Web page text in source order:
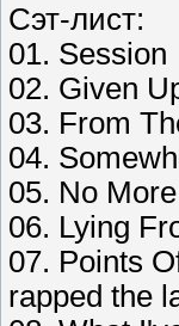
Сэт-лист:
01. Session
02. Given
03. From
04.
05. No
06. Lying
07. Points
rapped the